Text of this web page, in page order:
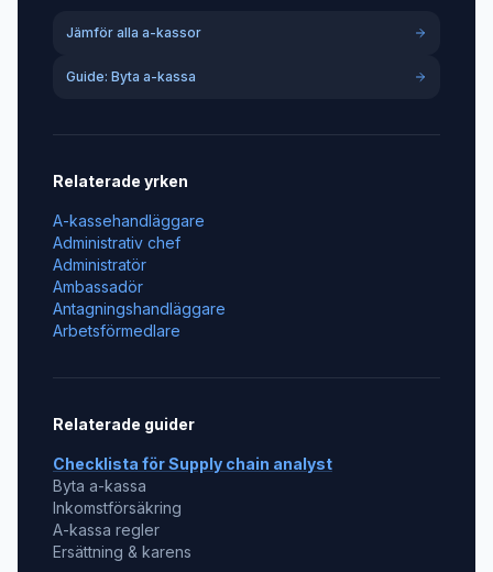
Jämför alla a-kassor
Guide: Byta a-kassa
Relaterade yrken
A-kassehandläggare
Administrativ chef
Administratör
Ambassadör
Antagningshandläggare
Arbetsförmedlare
Relaterade guider
Checklista förSupply chain analyst
Byta a-kassa
Inkomstförsäkring
A-kassa regler
Ersättning & karens